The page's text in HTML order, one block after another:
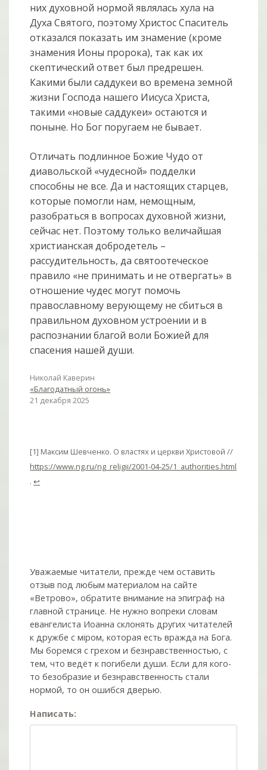
них духовной нормой являлась хула на
Духа Святого, поэтому Христос Спаситель
отказался показать им знамение (кроме
знамения Ионы пророка), так как их
скептический ответ был предрешен.
Какими были саддукеи во времена земной
жизни Господа нашего Иисуса Христа,
такими «новые саддукеи» остаются и
поныне. Но Бог поругаем не бывает.
Отличать подлинное Божие Чудо от
диавольской «чудесной» подделки
способны не все. Да и настоящих старцев,
которые помогли нам, немощным,
разобраться в вопросах духовной жизни,
сейчас нет. Поэтому только величайшая
христианская добродетель –
рассудительность, да святоотеческое
правило «не принимать и не отвергать» в
отношение чудес могут помочь
православному верующему не сбиться в
правильном духовном устроении и в
распознании благой воли Божией для
спасения нашей души.
Николай Каверин
«Благодатный огонь»
21 декабря 2025
[1] Максим Шевченко. О властях и церкви Христовой //
https://www.ng.ru/ng_religii/2001-04-25/1_authorities.html
.↩
Уважаемые читатели, прежде чем оставить
отзыв под любым материалом на сайте
«Ветрово», обратите внимание на эпиграф на
главной странице. Не нужно вопреки словам
евангелиста Иоанна склонять других читателей
к дружбе с мiром, которая есть вражда на Бога.
Мы боремся с грехом и без­нрав­ствен­ностью, с
тем, что ведёт к погибели души. Если для кого-
то безобразие и безнравственность стали
нормой, то он ошибся дверью.
Написать: